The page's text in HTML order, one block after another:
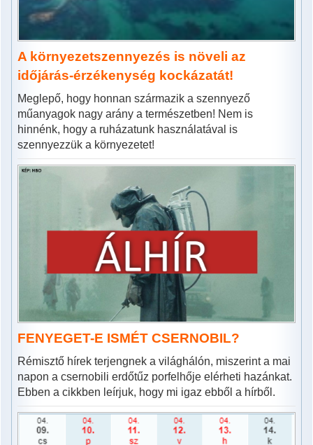
A környezetszennyezés is növeli az
időjárás-érzékenység kockázatát!
Meglepő, hogy honnan származik a szennyező
műanyagok nagy arány a természetben! Nem is
hinnénk, hogy a ruházatunk használatával is
szennyezzük a környezetet!
FENYEGET-E ISMÉT CSERNOBIL?
Rémisztő hírek terjengnek a világhálón, miszerint a mai
napon a csernobili erdőtűz porfelhője elérheti hazánkat.
Ebben a cikkben leírjuk, hogy mi igaz ebből a hírből.